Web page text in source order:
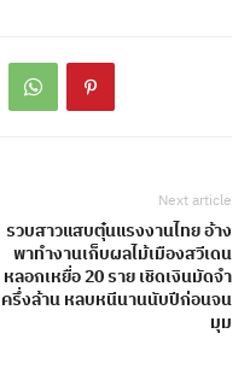
Next article
รวบสาวแสบตุ๋นแรงงานไทย อ้าง
พาทำงานเก็บผลไม้เมืองสวีเดน
หลอกเหยื่อ 20 ราย เชิดเงินมัดจำ
ครึ่งล้าน หลบหนีนานนับปีก่อนจน
มุม